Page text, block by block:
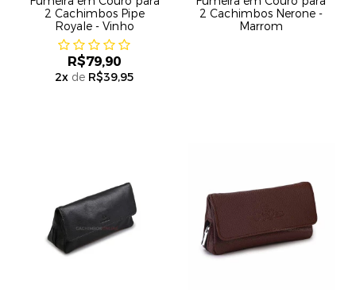
2 Cachimbos Pipe
Royale - Vinho
R$79,90
2xde R$39,95
2 Cachimbos Nerone -
Marrom